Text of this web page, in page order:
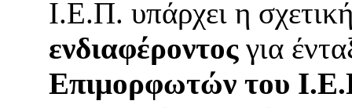
Ι.Ε.Π. υπάρχει η
ενδιαφέροντοςγια
Επιμορφωτών του